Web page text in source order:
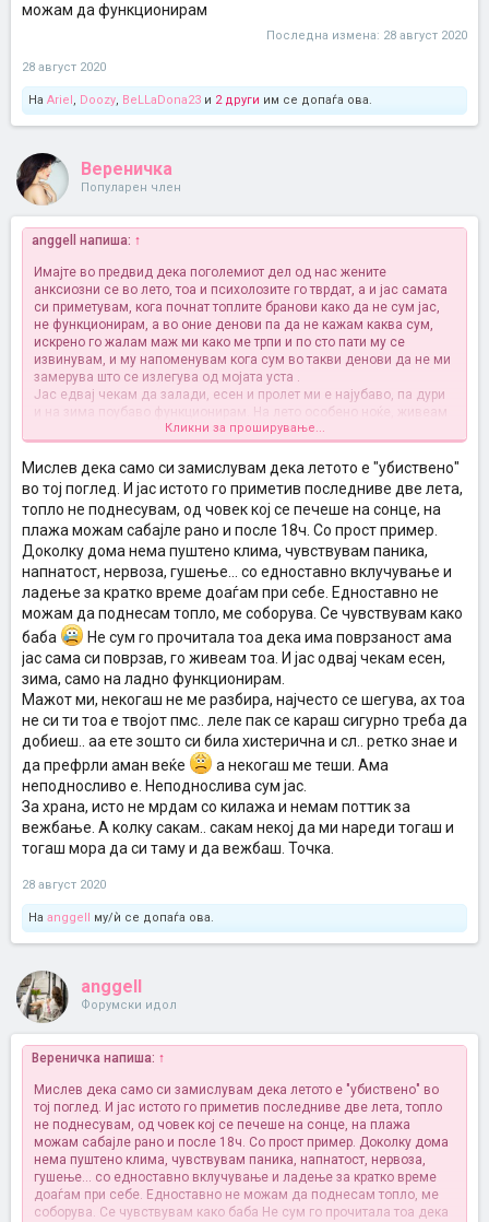
можам да функционирам
Последна измена: 28 август 2020
28 август 2020
На Ariel, Doozy, BeLLaDona23 и 2 други им се допаѓа ова.
Вереничка
Популарен член
anggell напиша: ↑
Имајте во предвид дека поголемиот дел од нас жените
анксиозни се во лето, тоа и психолозите го тврдат, а и јас самата
си приметувам, кога почнат топлите бранови како да не сум јас,
не функционирам, а во оние денови па да не кажам каква сум,
искрено го жалам маж ми како ме трпи и по сто пати му се
извинувам, и му напоменувам кога сум во такви денови да не ми
замерува што се излегува од мојата уста .
Јас едвај чекам да залади, есен и пролет ми е најубаво, па дури
и на зима поубаво функционирам. На лето особено ноќе, живеам
во стан и не се диши, и ми ствара напнатост, паника.
За храна јас не дека не внимавам, ама не и дека толку сум до
точка принципиелна, ама со 52 кг што и да кажам вагата не
мрднува, а ова лето дури два пати вежбав, мрза сум знам.
Јас ќе одам на психолог оваа или наредната недела, не можам
да се трпам ваква, не можам кога ме фати криза ноќно време по
сто пати да прередувам плакари и фиоки. Тоа ми е издувен
вентил и Орбит бонбони ми се смирувачки и релаксирачки.
Кликни за проширување...
Мислев дека само си замислувам дека летото е "убиствено"
во тој поглед. И јас истото го приметив последниве две лета,
топло не поднесувам, од човек кој се печеше на сонце, на
плажа можам сабајле рано и после 18ч. Со прост пример.
Доколку дома нема пуштено клима, чувствувам паника,
напнатост, нервоза, гушење... со едноставно вклучување и
ладење за кратко време доаѓам при себе. Едноставно не
можам да поднесам топло, ме соборува. Се чувствувам како
баба
Не сум го прочитала тоа дека има поврзаност ама
јас сама си поврзав, го живеам тоа. И јас одвај чекам есен,
зима, само на ладно функционирам.
Мажот ми, некогаш не ме разбира, најчесто се шегува, ах тоа
не си ти тоа е твојот пмс.. леле пак се караш сигурно треба да
добиеш.. аа ете зошто си била хистерична и сл.. ретко знае и
да префрли аман веќе
а некогаш ме теши. Ама
неподносливо е. Неподнослива сум јас.
За храна, исто не мрдам со килажа и немам поттик за
вежбање. А колку сакам.. сакам некој да ми нареди тогаш и
тогаш мора да си таму и да вежбаш. Точка.
28 август 2020
На anggell му/ѝ се допаѓа ова.
anggell
Форумски идол
Вереничка напиша: ↑
Мислев дека само си замислувам дека летото е "убиствено" во
тој поглед. И јас истото го приметив последниве две лета, топло
не поднесувам, од човек кој се печеше на сонце, на плажа
можам сабајле рано и после 18ч. Со прост пример. Доколку дома
нема пуштено клима, чувствувам паника, напнатост, нервоза,
гушење... со едноставно вклучување и ладење за кратко време
доаѓам при себе. Едноставно не можам да поднесам топло, ме
соборува. Се чувствувам како баба Не сум го прочитала тоа дека